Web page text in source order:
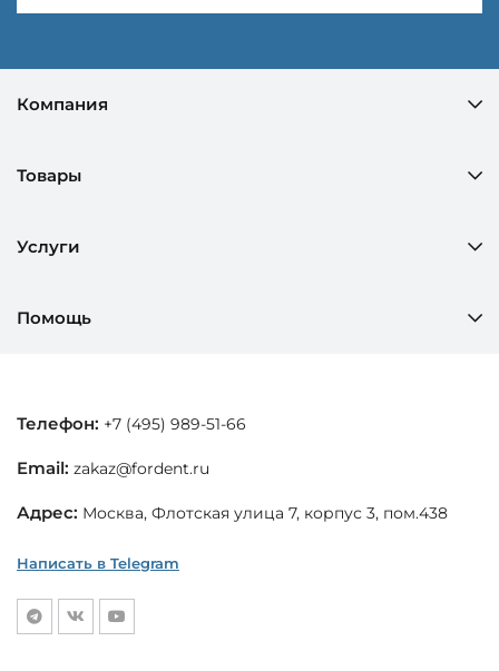
Компания
Товары
Услуги
Помощь
Телефон: +7 (495) 989-51-66
Email: zakaz@fordent.ru
Адрес: Москва, Флотская улица 7, корпус 3, пом.438
Написать в Telegram